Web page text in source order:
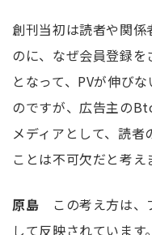
創刊当初は読者や関
のに、なぜ会員登録
となって、PVが伸び
のですが、広告主の
メディアとして、読
ことは不可欠だと考え
原島 この考え方は、
して反映されています。